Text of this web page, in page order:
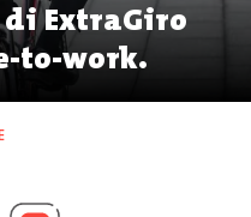
ExtraGiro
to-work.